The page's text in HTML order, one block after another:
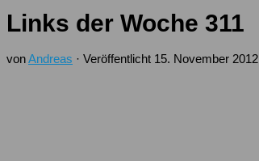
Links der Woche 311
vonAndreas · Veröffentlicht 15. November 2012